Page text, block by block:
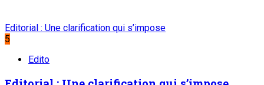
Editorial : Une clarification qui s’impose
5
Edito